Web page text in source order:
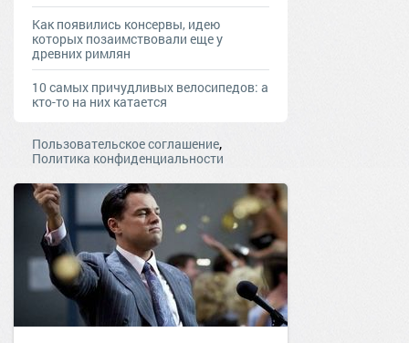
Как появились консервы, идею
которых позаимствовали еще у
древних римлян
10 самых причудливых велосипедов: а
кто-то на них катается
Пользовательское соглашение,
Политика конфиденциальности